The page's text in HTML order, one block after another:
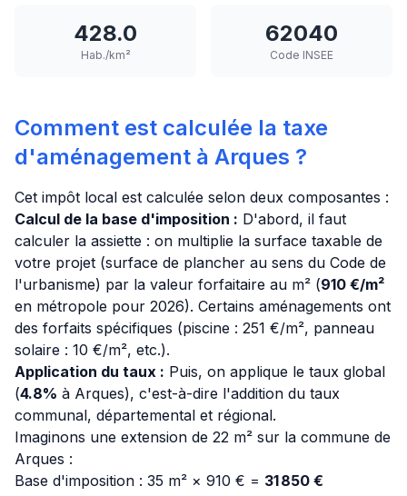
428.0
Hab./km²
62040
Code INSEE
Comment est calculée la taxe
d'aménagement à Arques ?
Cet impôt local est calculée selon deux composantes :
Calcul de la base d'imposition : D'abord, il faut
calculer la assiette : on multiplie la surface taxable de
votre projet (surface de plancher au sens du Code de
l'urbanisme) par la valeur forfaitaire au m² (910 €/m²
en métropole pour 2026). Certains aménagements ont
des forfaits spécifiques (piscine : 251 €/m², panneau
solaire : 10 €/m², etc.).
Application du taux : Puis, on applique le taux global
(4.8% à Arques), c'est-à-dire l'addition du taux
communal, départemental et régional.
Imaginons une extension de 22 m² sur la commune de
Arques :
Base d'imposition : 35 m² × 910 € = 31 850 €